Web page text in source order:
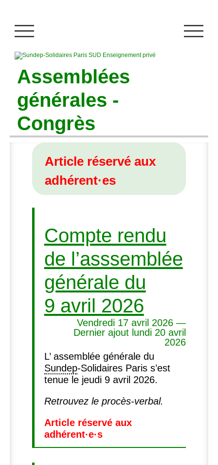
Assemblées
générales -
Congrès
Article réservé aux
adhérent·es
Compte rendu
de l’asssemblée
générale du
9 avril 2026
Vendredi 17 avril 2026 —
Dernier ajout lundi 20 avril
2026
L’ assemblée générale du
Sundep-Solidaires Paris s’est
tenue le jeudi 9 avril 2026.
Retrouvez le procès-verbal.
Article réservé aux
adhérent·e·s